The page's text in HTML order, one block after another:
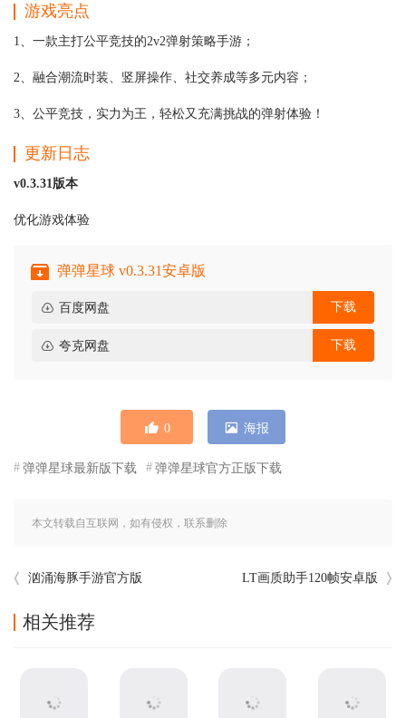
游戏亮点
1、一款主打公平竞技的2v2弹射策略手游；
2、融合潮流时装、竖屏操作、社交养成等多元内容；
3、公平竞技，实力为王，轻松又充满挑战的弹射体验！
更新日志
v0.3.31版本
优化游戏体验
弹弹星球 v0.3.31安卓版
百度网盘 下载
夸克网盘 下载
0 海报
弹弹星球最新版下载 弹弹星球官方正版下载
本文转载自互联网，如有侵权，联系删除
汹涌海豚手游官方版 LT画质助手120帧安卓版
相关推荐